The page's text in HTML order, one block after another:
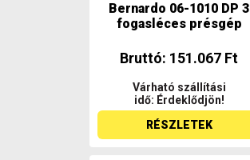
Bernardo 06-1010 DP 3
fogasléces présgép
Bruttó: 151.067 Ft
Várható szállítási
idő: Érdeklődjön!
RÉSZLETEK